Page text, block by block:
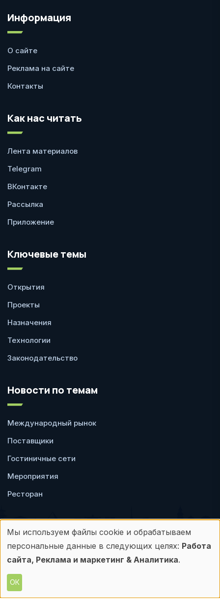
Информация
О сайте
Реклама на сайте
Контакты
Как нас читать
Лента материалов
Telegram
ВКонтакте
Рассылка
Приложение
Ключевые темы
Открытия
Проекты
Назначения
Технологии
Законодательство
Новости по темам
Международный рынок
Поставщики
Гостиничные сети
Мероприятия
Ресторан
Пользовательское
соглашение
Политика
конфиденциальности
Любое использование материалов с данного
Использование
персональных
данных
Мы используем файлы cookie и обрабатываем
персональные данные в следующих целях: Работа
сайта, Реклама и маркетинг & Аналитика.
ОК